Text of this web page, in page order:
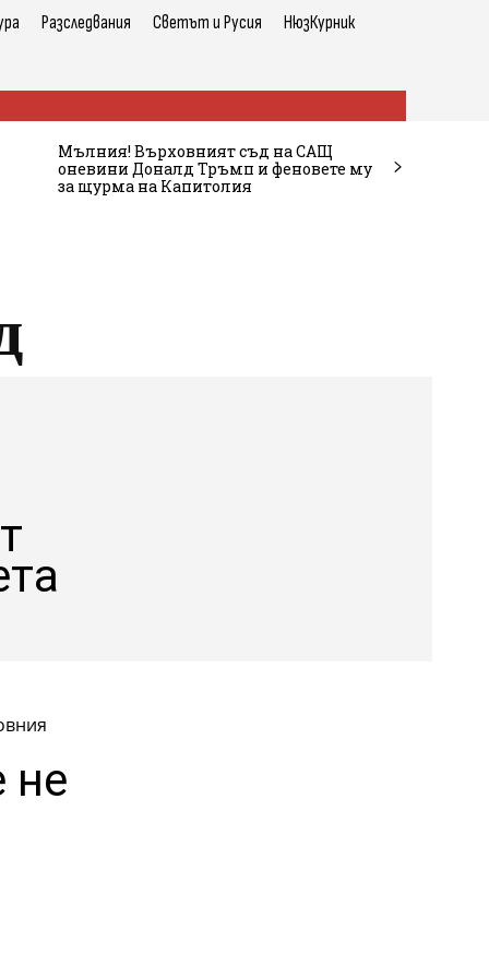
Разследвания Светът и Русия НюзКурник
Мълния! Върховният съд на САЩ
оневини Доналд Тръмп и феновете му
за щурма на Капитолия
не